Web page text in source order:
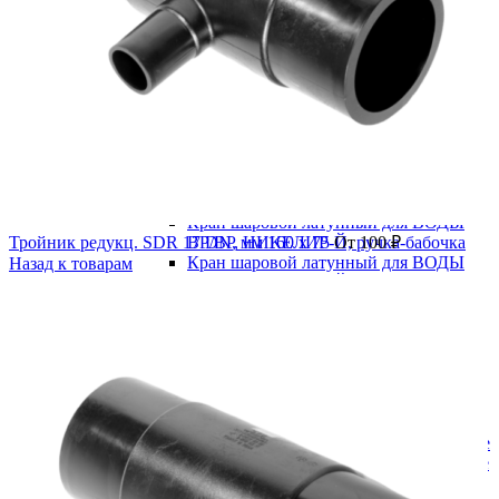
Кран шаровой латунный для ВОДЫ
ВР/ВР, НИКЕЛИР-Й, ручка-бабочка
Кран шаровой латунный для ВОДЫ
Стальные
Муфтовые
Под приварку
Краны шаровые полнопроходные
Краны шаровые редуцированные
Фланцевые
Тройник редукц. SDR 17 DN, мм 160 x 75От100₽
Назад к товарам